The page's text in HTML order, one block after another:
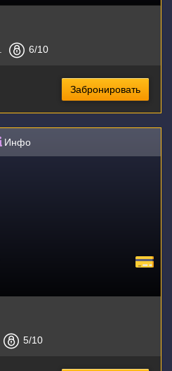
6/10
Забронировать
Инфо
5/10